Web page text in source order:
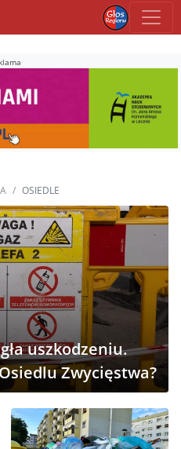
OSIEDLE
uszkodzeniu.
Zwycięstwa?